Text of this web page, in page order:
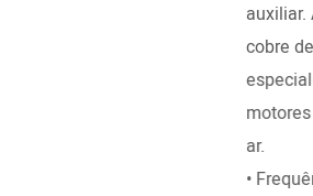
auxiliar.
cobre
ar.
•